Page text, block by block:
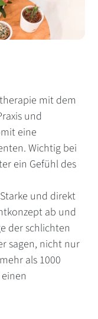
mit dem
und
eine
Wichtig bei
ein Gefühl des
und direkt
ab und
der schlichten
sagen, nicht nur
als 1000